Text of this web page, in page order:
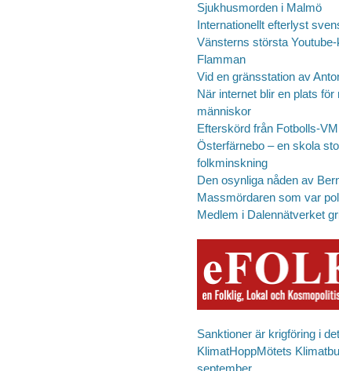
Sjukhusmorden i Malmö
Internationellt efterlyst
Vänsterns största
Flamman
Vid en gränsstation av
När internet blir en plats
människor
Efterskörd från Fotbolls-VM
Österfärnebo – en skola
folkminskning
Den osynliga nåden av
Massmördaren som var
Medlem i Dalennätverket
Sanktioner är krigföring i
KlimatHoppMötets
september